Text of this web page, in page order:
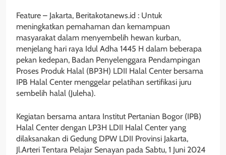
Feature – Jakarta, Beritakotanews.id : Untuk
meningkatkan pemahaman dan kemampuan
masyarakat dalam menyembelih hewan kurban,
menjelang hari raya Idul Adha 1445 H dalam beberapa
pekan kedepan, Badan Penyelenggara Pendampingan
Proses Produk Halal (BP3H) LDII Halal Center bersama
IPB Halal Center menggelar pelatihan sertifikasi juru
sembelih halal (Juleha).
Kegiatan bersama antara Institut Pertanian Bogor (IPB)
Halal Center dengan LP3H LDII Halal Center yang
dilaksanakan di Gedung DPW LDII Provinsi Jakarta,
Jl.Arteri Tentara Pelajar Senayan pada Sabtu, 1 Juni 2024